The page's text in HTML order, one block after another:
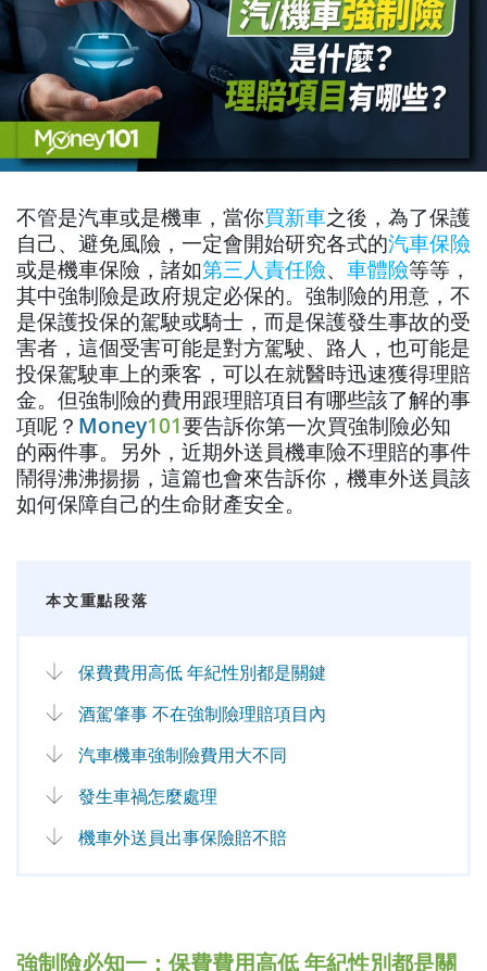
不管是汽車或是機車，當你買新車之後，為了保護
自己、避免風險，一定會開始研究各式的汽車保險
或是機車保險，諸如第三人責任險、 車體險等等，
其中強制險是政府規定必保的。強制險的用意，不
是保護投保的駕駛或騎士，而是保護發生事故的受
害者，這個受害可能是對方駕駛、路人，也可能是
投保駕駛車上的乘客，可以在就醫時迅速獲得理賠
金。但強制險的費用跟理賠項目有哪些該了解的事
項呢？ Money101要告訴你第一次買強制險必知
的兩件事。另外，近期外送員機車險不理賠的事件
鬧得沸沸揚揚，這篇也會來告訴你，機車外送員該
如何保障自己的生命財產安全。
本文重點段落
保費費用高低 年紀性別都是關鍵
酒駕肇事 不在強制險理賠項目內
汽車機車強制險費用大不同
發生車禍怎麼處理
機車外送員出事保險賠不賠
強制險必知一：保費費用高低 年紀性別都是關